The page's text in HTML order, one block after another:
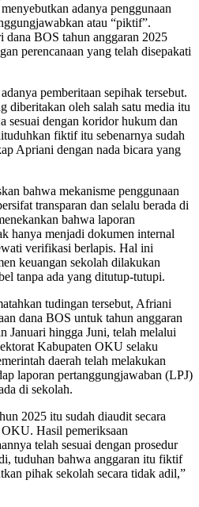
adanya penggunaan
atau “piktif”.
dana BOS tahun anggaran 2025
perencanaan yang telah disepakati
pemberitaan sepihak tersebut.
diberitakan oleh salah satu media itu
sesuai dengan koridor hukum dan
fiktif itu sebenarnya sudah
Apriani dengan nada bicara yang
bahwa mekanisme penggunaan
transparan dan selalu berada di
bahwa laporan
hanya menjadi dokumen internal
verifikasi berlapis. Hal ini
keuangan sekolah dilakukan
tanpa ada yang ditutup-tutupi.
tudingan tersebut, Afriani
dana BOS untuk tahun anggaran
Januari hingga Juni, telah melalui
Kabupaten OKU selaku
daerah telah melakukan
laporan pertanggungjawaban (LPJ)
di sekolah.
2025 itu sudah diaudit secara
Hasil pemeriksaan
telah sesuai dengan prosedur
tuduhan bahwa anggaran itu fiktif
pihak sekolah secara tidak adil,”